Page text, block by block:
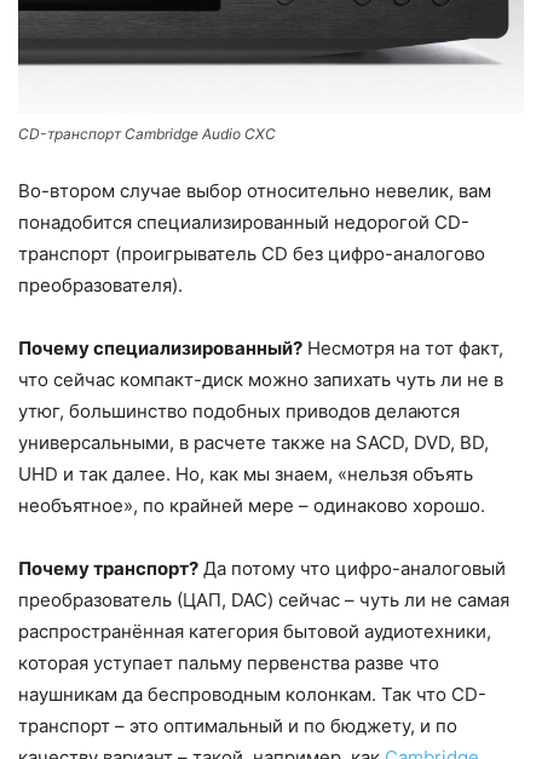
CD-транспорт Cambridge Audio CXC
Во-втором случае выбор относительно невелик, вам
понадобится специализированный недорогой CD-
транспорт (проигрыватель CD без цифро-аналогово
преобразователя).
Почему специализированный? Несмотря на тот факт,
что сейчас компакт-диск можно запихать чуть ли не в
утюг, большинство подобных приводов делаются
универсальными, в расчете также на SACD, DVD, BD,
UHD и так далее. Но, как мы знаем, «нельзя объять
необъятное», по крайней мере – одинаково хорошо.
Почему транспорт? Да потому что цифро-аналоговый
преобразователь (ЦАП, DAC) сейчас – чуть ли не самая
распространённая категория бытовой аудиотехники,
которая уступает пальму первенства разве что
наушникам да беспроводным колонкам. Так что CD-
транспорт – это оптимальный и по бюджету, и по